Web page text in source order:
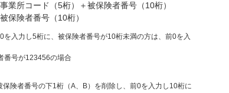
所コード（5桁）＋被保険者番号（10桁）
保険者番号（10桁）
入力し5桁に、被保険者番号が10桁未満の方は、前0を入
番号が123456の場合
険者番号の下1桁（A、B）を削除し、前0を入力し10桁に